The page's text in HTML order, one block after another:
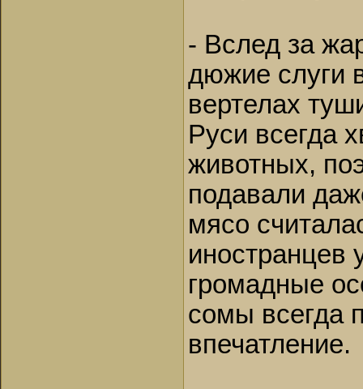
- Вслед за
дюжие слуги
вертелах
Руси всегда
животных,
подавали
мясо
иностранцев
громадные
сомы всегда
впечатление.